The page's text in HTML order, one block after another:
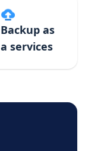
Backup as
a services